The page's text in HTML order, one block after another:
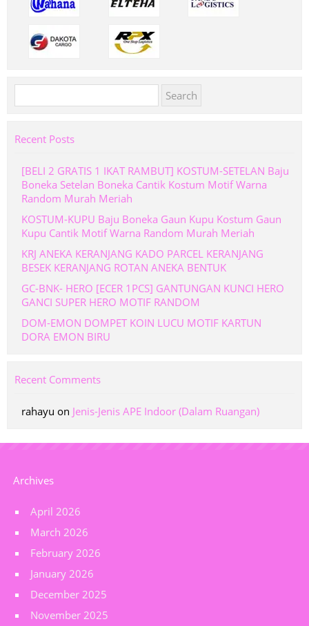
for:
Recent Posts
[BELI 2 GRATIS 1 IKAT RAMBUT] KOSTUM-SETELAN Baju
Boneka Setelan Boneka Cantik Kostum Motif Warna
Random Murah Meriah
KOSTUM-KUPU Baju Boneka Gaun Kupu Kostum Gaun
Kupu Cantik Motif Warna Random Murah Meriah
KRJ ANEKA KERANJANG KADO PARCEL KERANJANG
BESEK KERANJANG ROTAN ANEKA BENTUK
GC-BNK- HERO [ECER 1PCS] GANTUNGAN KUNCI HERO
GANCI SUPER HERO MOTIF RANDOM
DOM-EMON DOMPET KOIN LUCU MOTIF KARTUN
DORA EMON BIRU
Recent Comments
rahayu on Jenis-Jenis APE Indoor (Dalam Ruangan)
Archives
April 2026
March 2026
February 2026
January 2026
December 2025
November 2025